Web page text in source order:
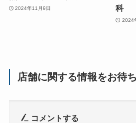
2024年11月9日
科
2024
店舗に関する情報をお待
コメントする